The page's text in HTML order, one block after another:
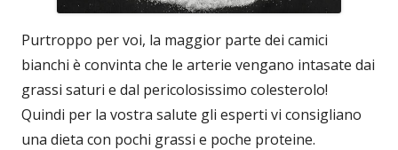
Purtroppo per voi, la maggior parte dei camici
bianchi è convinta che le arterie vengano intasate dai
grassi saturi e dal pericolosissimo colesterolo!
Quindi per la vostra salute gli esperti vi consigliano
una dieta con pochi grassi e poche proteine.